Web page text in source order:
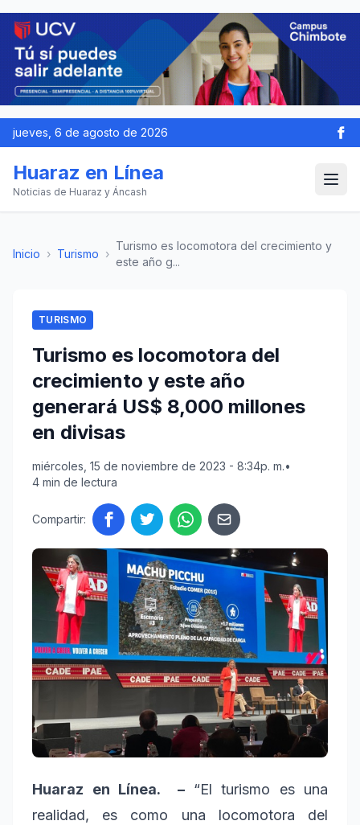
jueves, 6 de agosto de 2026
Huaraz en Línea
Noticias de Huaraz y Áncash
Inicio › Turismo ›
Turismo es locomotora del crecimiento y
este año g...
TURISMO
Turismo es locomotora del
crecimiento y este año
generará US$ 8,000 millones
en divisas
miércoles, 15 de noviembre de 2023 - 8:34p. m.•
4 min de lectura
Compartir:
Huaraz en Línea. – “El turismo es una
realidad, es como una locomotora del